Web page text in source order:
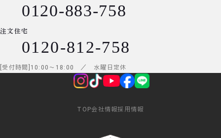
0120-883-758
注文住宅
0120-812-758
受付時間 10:00 ～ 18:00 ／ 水曜日定休
TOP会社情報採用情報